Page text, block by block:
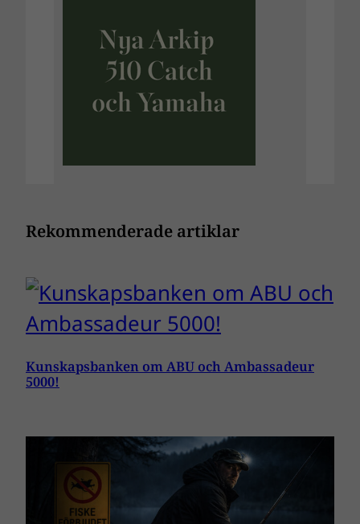
Rekommenderade artiklar
Kunskapsbanken om ABU och Ambassadeur
5000!